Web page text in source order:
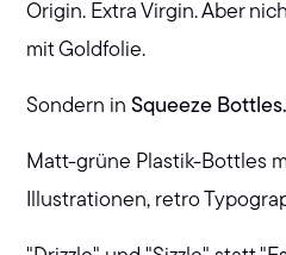
Origin. Extra Virgin. Aber
mit Goldfolie.
Sondern inSqueeze Bottles.
Matt-grüne Plastik-Bottles
Illustrationen, retro